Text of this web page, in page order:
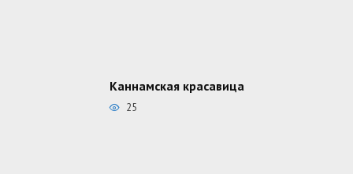
Каннамская красавица
25